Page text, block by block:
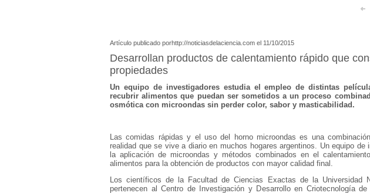
Artículo publicado porhttp://noticiasdelaciencia.com el 11/10/2015
Desarrollan productos de calentamiento rápido que
propiedades
Un equipo de investigadores estudia el empleo de distintas
recubrir alimentos que puedan ser sometidos a un proceso
osmótica con microondas sin perder color, sabor y masticabilidad.
Las comidas rápidas y el uso del horno microondas es una
realidad que se vive a diario en muchos hogares argentinos. Un equipo de
la aplicación de microondas y métodos combinados en el
alimentos para la obtención de productos con mayor calidad final.
Los científicos de la Facultad de Ciencias Exactas de la Universidad
pertenecen al Centro de Investigación y Desarrollo en Criotecnología